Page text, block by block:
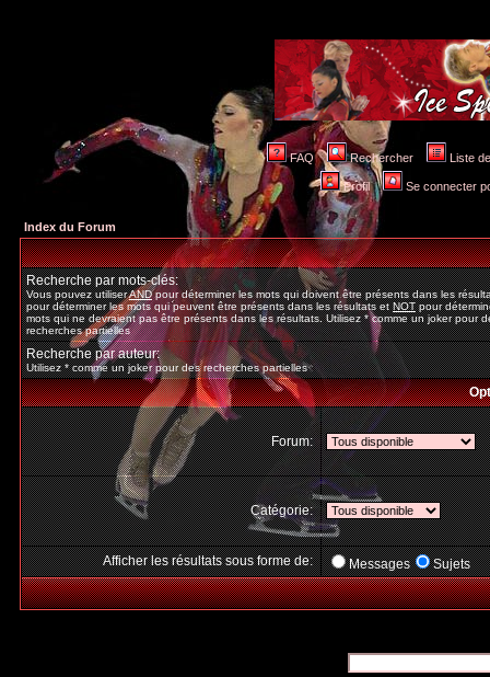
FAQ Rechercher Liste
Profil Se connecter
Index du Forum
Recherche par mots-clés:
Vous pouvez utiliserANDpour déterminer les mots qui doivent être présents dans les
pour déterminer les mots qui peuvent être présents dans les résultats etNOTpour
mots qui ne devraient pas être présents dans les résultats. Utilisez * comme un joker pour
recherches partielles
Recherche par auteur:
Utilisez * comme un joker pour des recherches partielles
Forum:
Catégorie:
Afficher les résultats sous forme de: Messages Sujets